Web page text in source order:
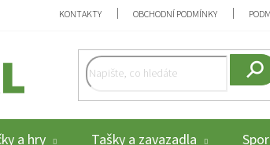
KONTAKTY OBCHODNÍ PODMÍNKY
a hry Tašky a zavazadla